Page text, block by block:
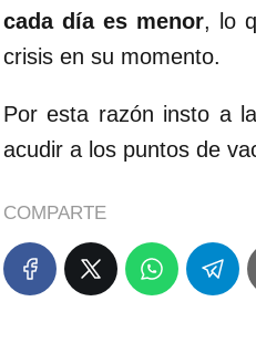
cada día es menor, lo
crisis en su momento.
Por esta razón insto a
acudir a los puntos de
COMPARTE